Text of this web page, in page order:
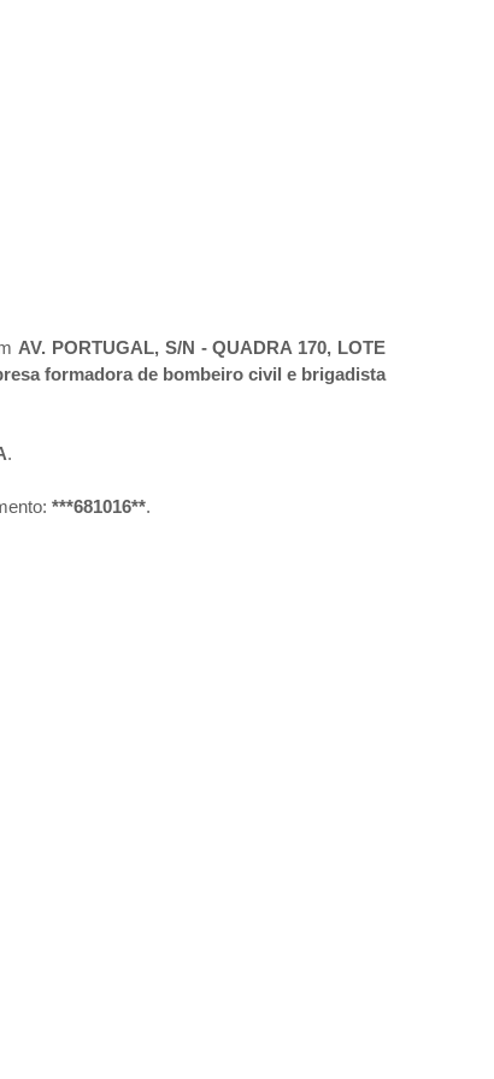
AV. PORTUGAL, S/N - QUADRA 170, LOTE
formadora de bombeiro civil e brigadista
.
***681016**.